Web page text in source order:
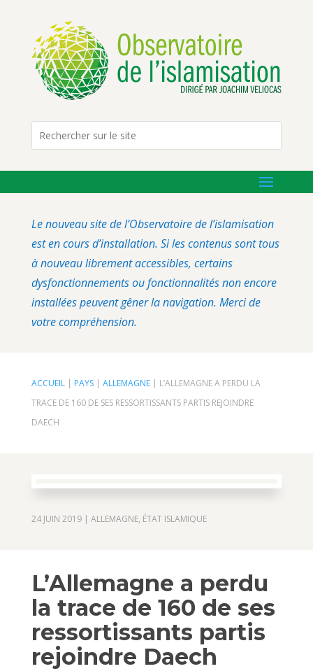
Le nouveau site de l’Observatoire de l’islamisation
est en cours d’installation. Si les contenus sont tous
à nouveau librement accessibles, certains
dysfonctionnements ou fonctionnalités non encore
installées peuvent gêner la navigation. Merci de
votre compréhension.
ACCUEIL| PAYS| ALLEMAGNE| L’ALLEMAGNE A PERDU LA
TRACE DE 160 DE SES RESSORTISSANTS PARTIS REJOINDRE
DAECH
24 JUIN 2019| ALLEMAGNE, ÉTAT ISLAMIQUE
L’Allemagne a perdu
la trace de 160 de ses
ressortissants partis
rejoindre Daech